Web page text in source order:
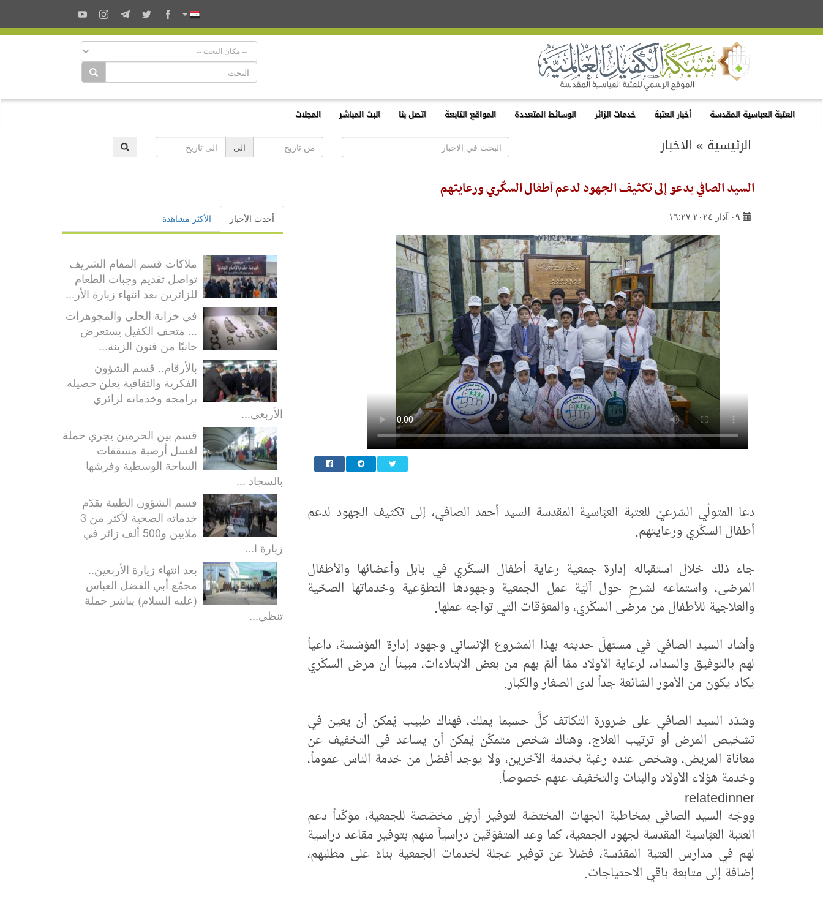
العتبة العباسية المقدسة أخبار العتبة خدمات الزائر الوسائط المتعددة المواقع التابعة اتصل بنا البث المباشر المجلات
الرئيسية » الاخبار الى
السيد الصافي يدعو إلى تكثيف الجهود لدعم أطفال السكّري ورعايتهم
٠٩ آذار ٢٠٢٤ ١٦:٢٧
دعا المتولّي الشرعيّ للعتبة العبّاسية المقدسة السيد أحمد الصافي، إلى تكثيف الجهود لدعم
أطفال السكّري ورعايتهم.
جاء ذلك خلال استقباله إدارة جمعية رعاية أطفال السكّري في بابل وأعضائها والأطفال
المرضى، واستماعه لشرحٍ حول آليّة عمل الجمعية وجهودها التطوّعية وخدماتها الصحّية
والعلاجية للأطفال من مرضى السكّري، والمعوّقات التي تواجه عملها.
وأشاد السيد الصافي في مستهلّ حديثه بهذا المشروع الإنساني وجهود إدارة المؤسّسة، داعياً
لهم بالتوفيق والسداد، لرعاية الأولاد ممّا ألمّ بهم من بعض الابتلاءات، مبيناً أن مرض السكّري
يكاد يكون من الأمور الشائعة جداً لدى الصغار والكبار.
وشدّد السيد الصافي على ضرورة التكاتف كلٌّ حسبما يملك، فهناك طبيب يُمكن أن يعين في
تشخيص المرض أو ترتيب العلاج، وهناك شخص متمكّن يُمكن أن يساعد في التخفيف عن
معاناة المريض، وشخص عنده رغبة بخدمة الآخرين، ولا يوجد أفضل من خدمة الناس عموماً،
وخدمة هؤلاء الأولاد والبنات والتخفيف عنهم خصوصاً.
relatedinner
ووجّه السيد الصافي بمخاطبة الجهات المختصّة لتوفير أرضٍ مخصّصة للجمعية، مؤكّداً دعم
العتبة العبّاسية المقدسة لجهود الجمعية، كما وعد المتفوّقين دراسياً منهم بتوفير مقاعد دراسية
لهم في مدارس العتبة المقدّسة، فضلاً عن توفير عجلة لخدمات الجمعية بناءً على مطلبهم،
إضافة إلى متابعة باقي الاحتياجات.
أحدث الأخبار الأكثر مشاهدة
ملاكات قسم المقام الشريف
تواصل تقديم وجبات الطعام
للزائرين بعد انتهاء زيارة الأر...
في خزانة الحلي والمجوهرات
... متحف الكفيل يستعرض
جانبًا من فنون الزينة...
بالأرقام.. قسم الشؤون
الفكرية والثقافية يعلن حصيلة
برامجه وخدماته لزائري
الأربعي...
قسم بين الحرمين يجري حملة
لغسل أرضية مسقفات
الساحة الوسطية وفرشها
بالسجاد ...
قسم الشؤون الطبية يقدّم
خدماته الصحية لأكثر من 3
ملايين و500 ألف زائر في
زيارة ا...
بعد انتهاء زيارة الأربعين..
مجمّع أبي الفضل العباس
(عليه السلام) يباشر حملة
تنظي...